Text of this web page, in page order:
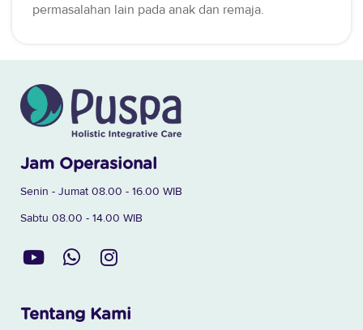
permasalahan lain pada anak dan remaja.
Jam Operasional
Senin - Jumat 08.00 - 16.00 WIB
Sabtu 08.00 - 14.00 WIB
Tentang Kami